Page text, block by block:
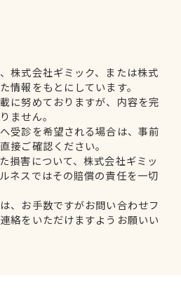
株式会社ギミック、または株式
情報をもとにしています。
に努めておりますが、内容を完
ません。
受診を希望される場合は、事前
接ご確認ください。
損害について、株式会社ギミッ
ネスではその賠償の責任を一切
、お手数ですがお問い合わせフ
絡をいただけますようお願いい